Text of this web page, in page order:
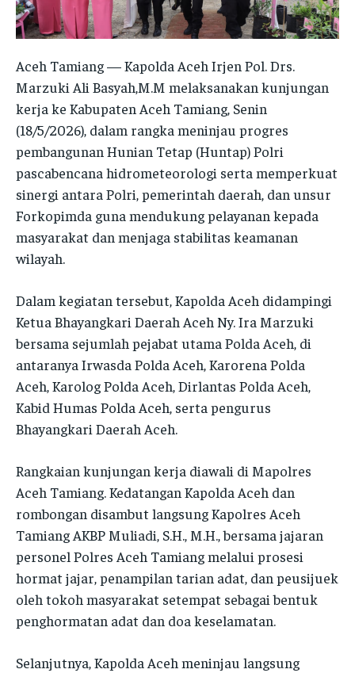
NEWS
PENSAT
SATKER
POLRES
LAYANAN MASYARAKAT
KONTAK
PENSAT
POLRI TV
MAJALAH TBN
SATKER
IDWASDA
RO LOG
RO OPS
RO SDM
BID HUMAS
BID PROPAM
NEWS
PENSAT
SATKER
POLRES
LAYANAN MASYARAKAT
KONTAK
PENSAT
POLRI TV
MAJALAH TBN
SATKER
IDWASDA
RO LOG
RO OPS
RO SDM
BID HUMAS
BID PROPAM
NEWS
INFORMASI
PENSAT
POLRES
LAYANAN MASYARAKAT
KONTAK
PENSAT
POLRI TV
MAJALAH TBN
SATKER
RO OPS
RO RENA
RO SDM
BID HUMAS
BID PROPAM
BID DOKKES
NEWS
INFORMASI
PENSAT
POLRES
LAYANAN MASYARAKAT
KONTAK
PENSAT
POLRI TV
MAJALAH TBN
SATKER
RO OPS
RO RENA
RO SDM
BID HUMAS
BID PROPAM
BID DOKKES
Aceh Tamiang — Kapolda Aceh Irjen Pol. Drs.
Marzuki Ali Basyah,M.M melaksanakan kunjungan
kerja ke Kabupaten Aceh Tamiang, Senin
(18/5/2026), dalam rangka meninjau progres
pembangunan Hunian Tetap (Huntap) Polri
pascabencana hidrometeorologi serta memperkuat
sinergi antara Polri, pemerintah daerah, dan unsur
Forkopimda guna mendukung pelayanan kepada
masyarakat dan menjaga stabilitas keamanan
wilayah.
Dalam kegiatan tersebut, Kapolda Aceh didampingi
Ketua Bhayangkari Daerah Aceh Ny. Ira Marzuki
bersama sejumlah pejabat utama Polda Aceh, di
antaranya Irwasda Polda Aceh, Karorena Polda
Aceh, Karolog Polda Aceh, Dirlantas Polda Aceh,
Kabid Humas Polda Aceh, serta pengurus
Bhayangkari Daerah Aceh.
Rangkaian kunjungan kerja diawali di Mapolres
Aceh Tamiang. Kedatangan Kapolda Aceh dan
rombongan disambut langsung Kapolres Aceh
Tamiang AKBP Muliadi, S.H., M.H., bersama jajaran
personel Polres Aceh Tamiang melalui prosesi
hormat jajar, penampilan tarian adat, dan peusijuek
oleh tokoh masyarakat setempat sebagai bentuk
penghormatan adat dan doa keselamatan.
Selanjutnya, Kapolda Aceh meninjau langsung